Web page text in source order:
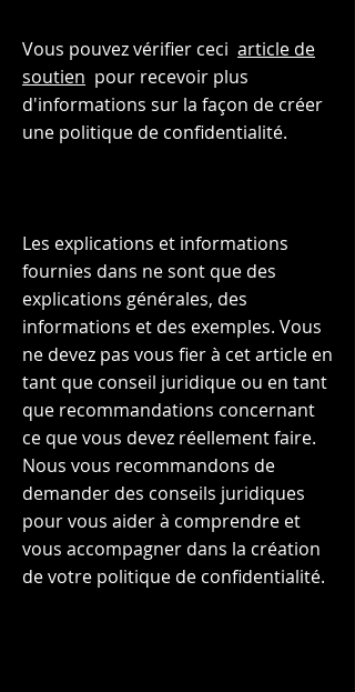
Vous pouvez vérifier ceci article de
soutien pour recevoir plus
d'informations sur la façon de créer
une politique de confidentialité.
Les explications et informations
fournies dans ne sont que des
explications générales, des
informations et des exemples. Vous
ne devez pas vous fier à cet article en
tant que conseil juridique ou en tant
que recommandations concernant
ce que vous devez réellement faire.
Nous vous recommandons de
demander des conseils juridiques
pour vous aider à comprendre et
vous accompagner dans la création
de votre politique de confidentialité.